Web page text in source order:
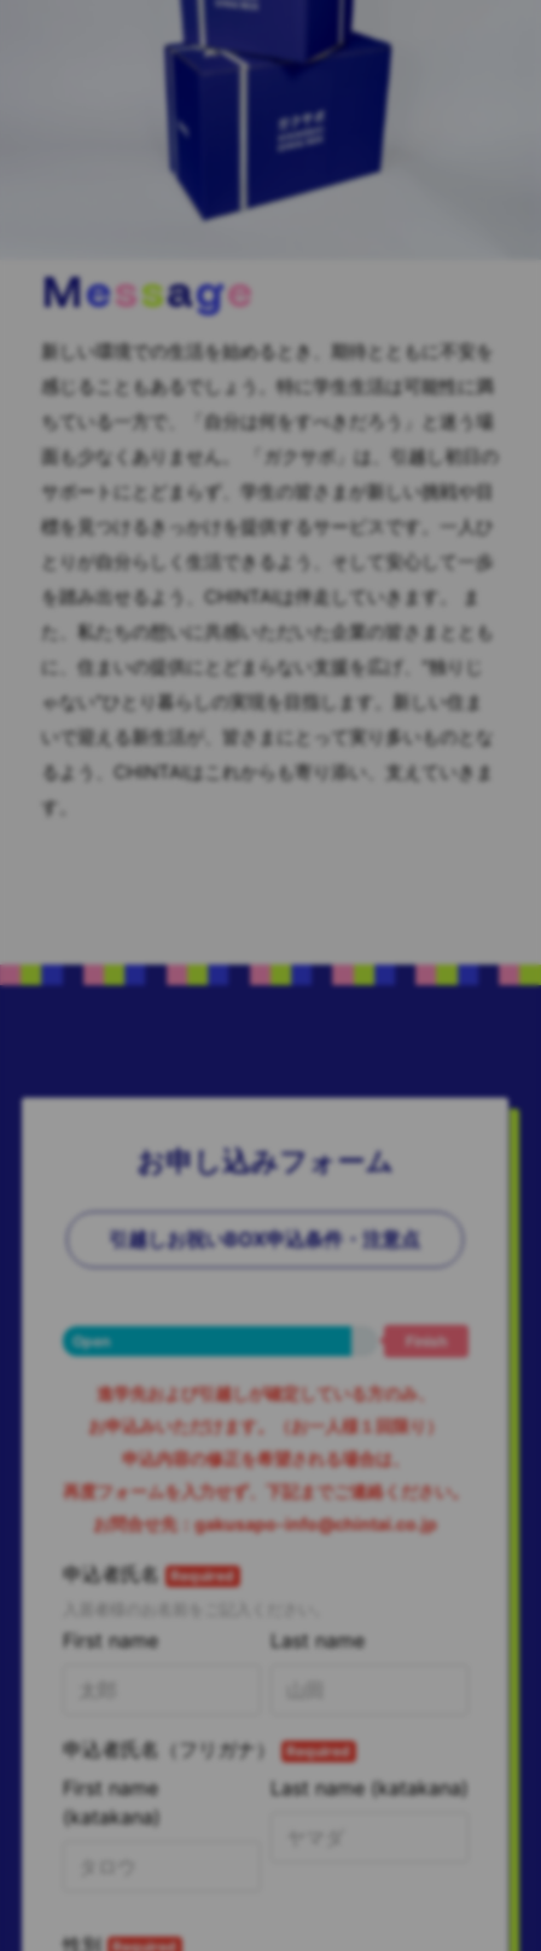
Message
新しい環境での生活を始めるとき、期待とともに不安を
感じることもあるでしょう。特に学生生活は可能性に満
ちている一方で、「自分は何をすべきだろう」と迷う場
面も少なくありません。 「ガクサポ」は、引越し初日の
サポートにとどまらず、学生の皆さまが新しい挑戦や目
標を見つけるきっかけを提供するサービスです。一人ひ
とりが自分らしく生活できるよう、そして安心して一歩
を踏み出せるよう、CHINTAIは伴走していきます。 ま
た、私たちの想いに共感いただいた企業の皆さまととも
に、住まいの提供にとどまらない支援を広げ、"独りじ
ゃない"ひとり暮らしの実現を目指します。新しい住ま
いで迎える新生活が、皆さまにとって実り多いものとな
るよう、CHINTAIはこれからも寄り添い、支えていきま
す。
お申し込みフォーム
引越しお祝いBOX申込条件・注意点